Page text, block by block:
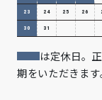
23 24 25 26
30 31
は定休日。
期をいただきます